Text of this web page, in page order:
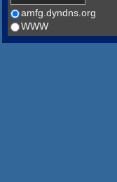
amfg.dyndns.org
WWW